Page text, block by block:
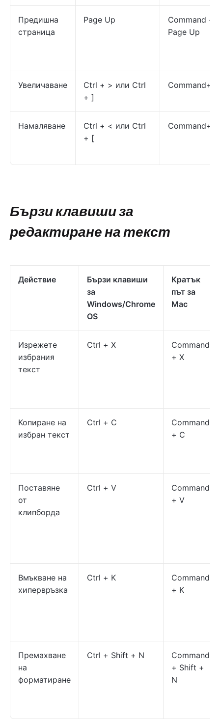
Предишна
страница
Page Up
Command +
Page Up
Увеличаване
Ctrl + > или Ctrl
+ ]
Command+
Намаляване
Ctrl + < или Ctrl
+ [
Command+-
Бързи клавиши за
редактиране на текст
Действие
Бързи клавиши
за
Windows/Chrome
OS
Кратък
път за
Mac
Изрежете
избрания
текст
Ctrl + X
Command
+ X
Копиране на
избран текст
Ctrl + C
Command
+ C
Поставяне
от
клипборда
Ctrl + V
Command
+ V
Вмъкване на
хипервръзка
Ctrl + K
Command
+ K
Премахване
на
форматиране
Ctrl + Shift + N
Command
+ Shift +
N